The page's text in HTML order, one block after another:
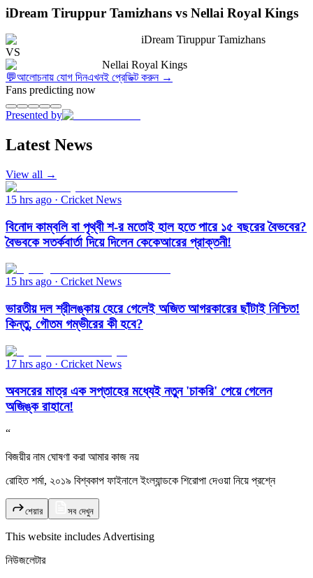
iDream Tiruppur Tamizhans vs Nellai Royal Kings
iDream Tiruppur Tamizhans
VS
Nellai Royal Kings
💬আলোচনায় যোগ দিনএখনই প্রেডিক্ট করুন →
Fans predicting now
Presented by
Latest News
View all →
15 hrs ago · Cricket News
বিনোদ কাম্বলি বা পৃথ্বী শ-র মতোই হাল হতে পারে ১৫ বছরের বৈভবের?
বৈভবকে সতর্কবার্তা দিয়ে দিলেন কেকেআরের প্রাক্তনী!
15 hrs ago · Cricket News
ভারতীয় দল শ্রীলঙ্কায় হেরে গেলেই অজিত আগরকারের ছাঁটাই নিশ্চিত!
কিন্তু, গৌতম গম্ভীরের কী হবে?
17 hrs ago · Cricket News
অবসরের মাত্র এক সপ্তাহের মধ্যেই নতুন 'চাকরি' পেয়ে গেলেন
অজিঙ্ক রাহানে!
“
বিজয়ীর নাম ঘোষণা করা আমার কাজ নয়
রোহিত শর্মা, ২০১৯ বিশ্বকাপ ফাইনালে ইংল্যান্ডকে শিরোপা দেওয়া নিয়ে প্রশ্নে
শেয়ার সব দেখুন
This website includes Advertising
নিউজলেটার